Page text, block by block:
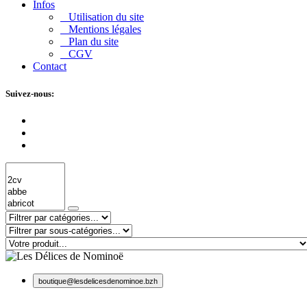
Infos
Utilisation du site
Mentions légales
Plan du site
CGV
Contact
Suivez-nous:
boutique@lesdelicesdenominoe.bzh